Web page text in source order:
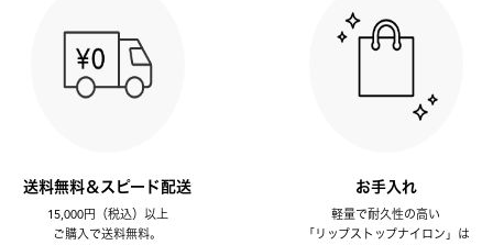
送料無料＆スピード配送
15,000円（税込）以上
ご購入で送料無料。
お手入れ
軽量で耐久性の高い
「リップストップナイロン」は